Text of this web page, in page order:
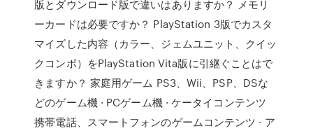
版とダウンロード版で違いはありますか？ メモリ
ーカードは必要ですか？ PlayStation 3版でカスタ
マイズした内容（カラー、ジェムユニット、クイッ
クコンボ）をPlayStation Vita版に引継ぐことはで
きますか？ 家庭用ゲーム PS3、Wii、PSP、DSな
どのゲーム機 · PCゲーム機 · ケータイコンテンツ
携帯電話、スマートフォンのゲームコンテンツ · ア